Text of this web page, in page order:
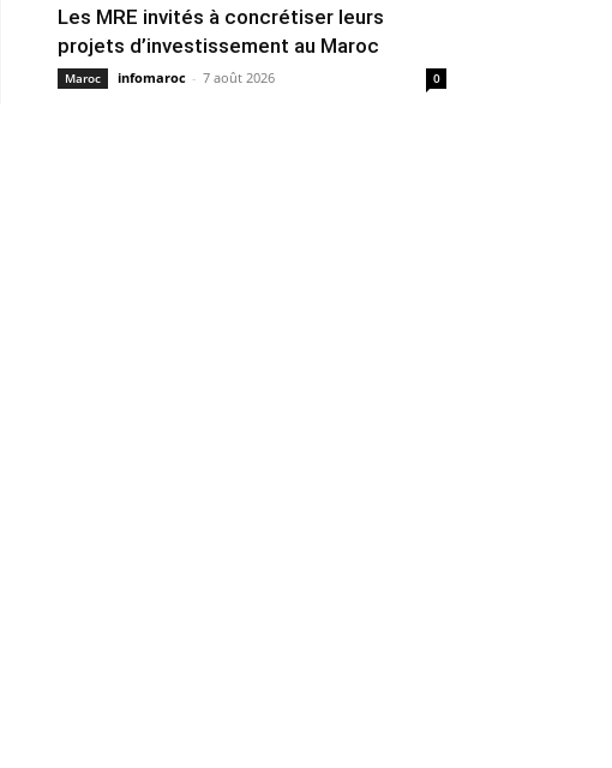
Les MRE invités à concrétiser leurs
projets d’investissement au Maroc
Maroc infomaroc - 7 août 2026 0